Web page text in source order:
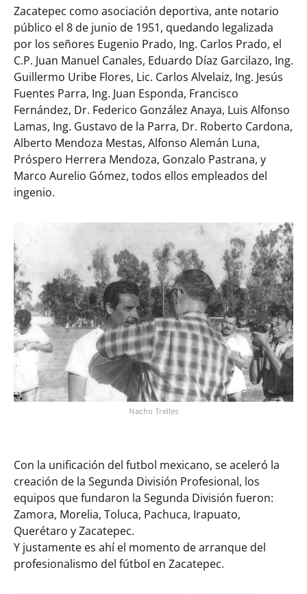
Zacatepec como asociación deportiva, ante notario
público el 8 de junio de 1951, quedando legalizada
por los señores Eugenio Prado, Ing. Carlos Prado, el
C.P. Juan Manuel Canales, Eduardo Díaz Garcilazo, Ing.
Guillermo Uribe Flores, Lic. Carlos Alvelaiz, Ing. Jesús
Fuentes Parra, Ing. Juan Esponda, Francisco
Fernández, Dr. Federico González Anaya, Luis Alfonso
Lamas, Ing. Gustavo de la Parra, Dr. Roberto Cardona,
Alberto Mendoza Mestas, Alfonso Alemán Luna,
Próspero Herrera Mendoza, Gonzalo Pastrana, y
Marco Aurelio Gómez, todos ellos empleados del
ingenio.
Nacho Trelles
Con la unificación del futbol mexicano, se aceleró la
creación de la Segunda División Profesional, los
equipos que fundaron la Segunda División fueron:
Zamora, Morelia, Toluca, Pachuca, Irapuato,
Querétaro y Zacatepec.
Y justamente es ahí el momento de arranque del
profesionalismo del fútbol en Zacatepec.